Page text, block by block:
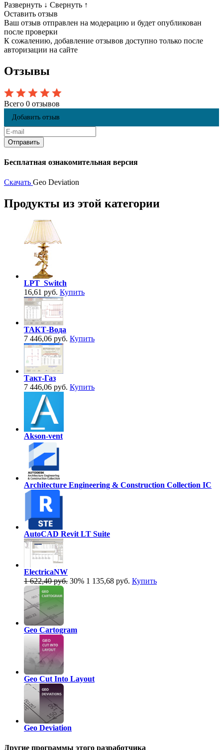
Развернуть ↓ Свернуть ↑
Оставить отзыв
Ваш отзыв отправлен на модерацию и будет опубликован
после проверки
К сожалению, добавление отзывов доступно только после
авторизации на сайте
Отзывы
Всего 0 отзывов
Добавить отзыв
Бесплатная ознакомительная версия
Скачать Geo Deviation
Продукты из этой категории
LPT_Switch
16,61 руб. Купить
ТАКТ-Вода
7 446,06 руб. Купить
Такт-Газ
7 446,06 руб. Купить
Akson-vent
Architecture Engineering & Construction Collection IC
AutoCAD Revit LT Suite
ElectricaNW
1 622,40 руб. 30% 1 135,68 руб. Купить
Geo Cartogram
Geo Cut Into Layout
Geo Deviation
Другие программы этого разработчика